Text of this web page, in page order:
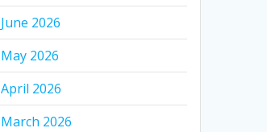
June 2026
May 2026
April 2026
March 2026